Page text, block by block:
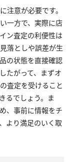
注意が必要です。
一方で、実際に店
ン査定の利便性は
落としや誤差が生
の状態を直接確認
たがって、まずオ
査定を受けること
るでしょう。ま
、事前に情報をチ
より満足のいく取